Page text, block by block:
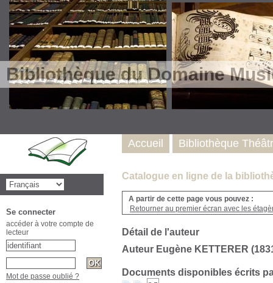
Bibliothèque du Domaine
Catalogue en ligne de la
A partir de cette page vous pouvez :
Retourner au premier écran avec les
Détail de l'auteur
Auteur Eugène KETTERER
Documents disponibles écrits
Accueil Bibliothèque
Se connecter
accéder à votre compte de
lecteur
Mot de passe oublié ?